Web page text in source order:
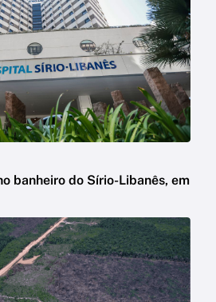
banheiro do Sírio-Libanês, em